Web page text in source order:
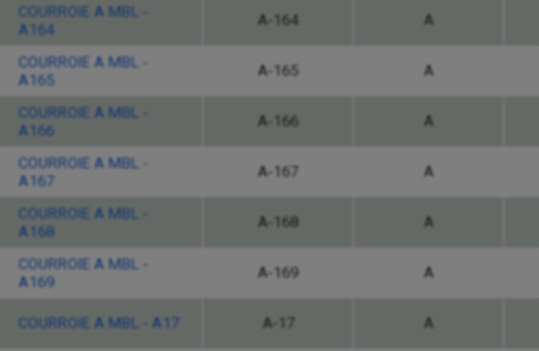
COURROIE A MBL -
A164
A-164 A
COURROIE A MBL -
A165
A-165 A
COURROIE A MBL -
A166
A-166 A
COURROIE A MBL -
A167
A-167 A
COURROIE A MBL -
A168
A-168 A
COURROIE A MBL -
A169
A-169 A
COURROIE A MBL - A17 A-17 A